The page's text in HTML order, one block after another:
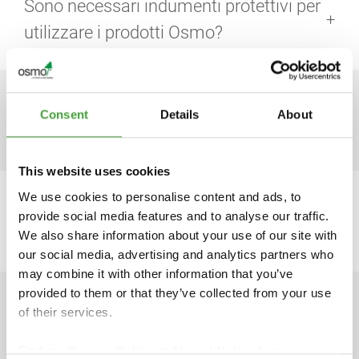
Consent Details About
This website uses cookies
We use cookies to personalise content and ads, to
provide social media features and to analyse our traffic.
We also share information about your use of our site with
our social media, advertising and analytics partners who
may combine it with other information that you’ve
provided to them or that they’ve collected from your use
of their services.
Find ourPrivacy PolicyandLegal Noticehere.
oli e cere. Inoltre Osmo cera per interni asciuga più
velocemente.
Sono necessari indumenti protettivi per
utilizzare i prodotti Osmo?
Non è assolutamente necessario indossare indumenti
protettivi per la sicurezza personale. Tuttavia, possono
essere utili per evitare il contatto con mani, occhi ecc.
Posso avere dei campioni per un
applicazione di prova?
Si, su richiesta si possono ordinare gratuitamente in
Osmo delle bustine campione da 5 ml
Quante mani sono necessarie con
Osmo Mano unica?
Utilizzando Osmo Mano unica è sufficiente una mano
di prodotto.
Ho bisogno un impregnante per legno